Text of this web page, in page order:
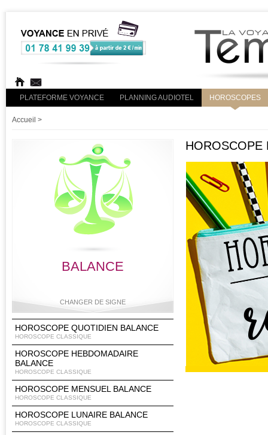
PLATEFORME VOYANCE PLANNING AUDIOTEL HOROSCOPES
Accueil >
BALANCE
CHANGER DE SIGNE
Bélier Taureau Gémeaux Cancer
Lion Vierge Balance Scorpion
HOROSCOPE QUOTIDIEN BALANCE
HOROSCOPE CLASSIQUE
HOROSCOPE HEBDOMADAIRE
BALANCE
HOROSCOPE CLASSIQUE
HOROSCOPE MENSUEL BALANCE
HOROSCOPE CLASSIQUE
HOROSCOPE LUNAIRE BALANCE
HOROSCOPE CLASSIQUE
HOROSCOPE